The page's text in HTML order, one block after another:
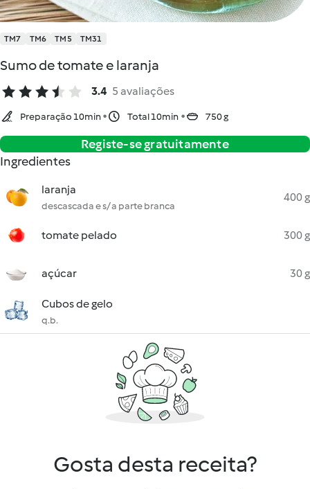
TM7 TM6 TM5 TM31
Sumo de tomate e laranja
3.4 5 avaliações
Preparação 10min Total 10min 750 g
Registe-se gratuitamente
Ingredientes
laranja
descascada e s/ a parte branca
400 g
tomate pelado 300 g
açúcar 30 g
Cubos de gelo
q.b.
Gosta desta receita?